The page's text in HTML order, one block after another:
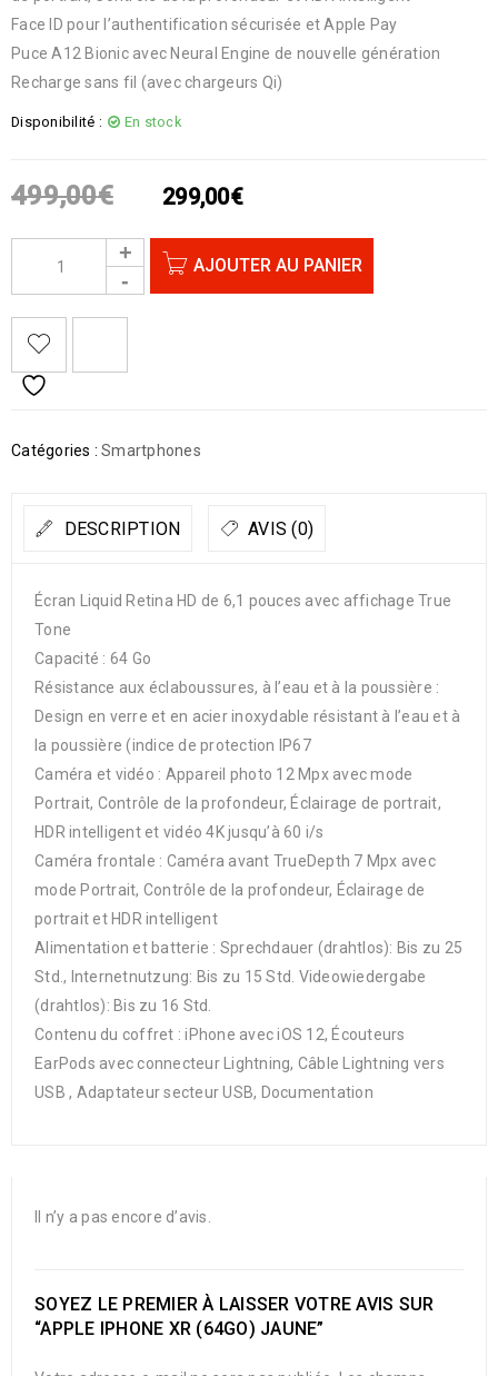
Face ID pour l’authentification sécurisée et Apple Pay
Puce A12 Bionic avec Neural Engine de nouvelle génération
Recharge sans fil (avec chargeurs Qi)
Disponibilité : En stock
499,00€ 299,00€
AJOUTER AU PANIER
Catégories : Smartphones
DESCRIPTION AVIS (0)
Écran Liquid Retina HD de 6,1 pouces avec affichage True
Tone
Capacité : 64 Go
Résistance aux éclaboussures, à l’eau et à la poussière :
Design en verre et en acier inoxydable résistant à l’eau et à
la poussière (indice de protection IP67
Caméra et vidéo : Appareil photo 12 Mpx avec mode
Portrait, Contrôle de la profondeur, Éclairage de portrait,
HDR intelligent et vidéo 4K jusqu’à 60 i/s
Caméra frontale : Caméra avant TrueDepth 7 Mpx avec
mode Portrait, Contrôle de la profondeur, Éclairage de
portrait et HDR intelligent
Alimentation et batterie : Sprechdauer (drahtlos): Bis zu 25
Std., Internet­nutzung: Bis zu 15 Std. Video­wiedergabe
(drahtlos): Bis zu 16 Std.
Contenu du coffret : iPhone avec iOS 12, Écouteurs
EarPods avec connecteur Lightning, Câble Lightning vers
USB , Adaptateur secteur USB, Documentation
Il n’y a pas encore d’avis.
SOYEZ LE PREMIER À LAISSER VOTRE AVIS SUR
“APPLE IPHONE XR (64GO) JAUNE”